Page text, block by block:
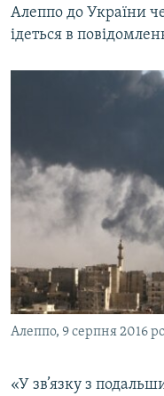
ІНФОГРАФІКА
ДОЛУЧАЙСЯ!
Усі сайти RFE/RL
Алеппо до України
ідеться в
Алеппо, 9 серпня 2016
«У зв’язку з